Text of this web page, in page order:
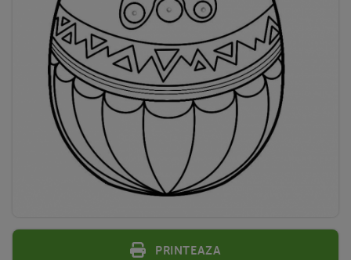
Printeaza